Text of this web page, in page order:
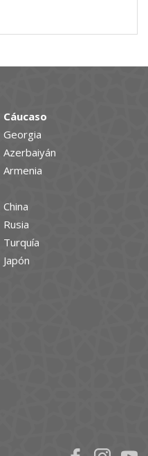
Cáucaso
Georgia
Azerbaiyán
Armenia
China
Rusia
Turquía
Japón